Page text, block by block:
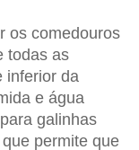
os comedouros
todas as
inferior da
e água
galinhas
permite que